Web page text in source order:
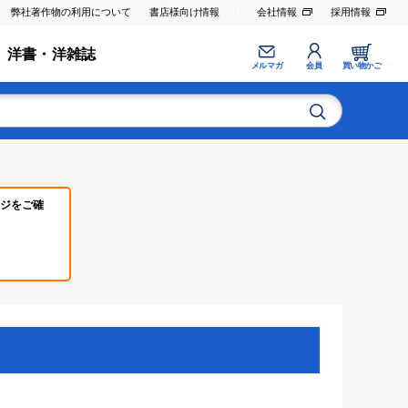
弊社著作物の利用について 書店様向け情報 会社情報 採用情報
洋書・洋雑誌
メルマガ 会員 買い物かご
をご確